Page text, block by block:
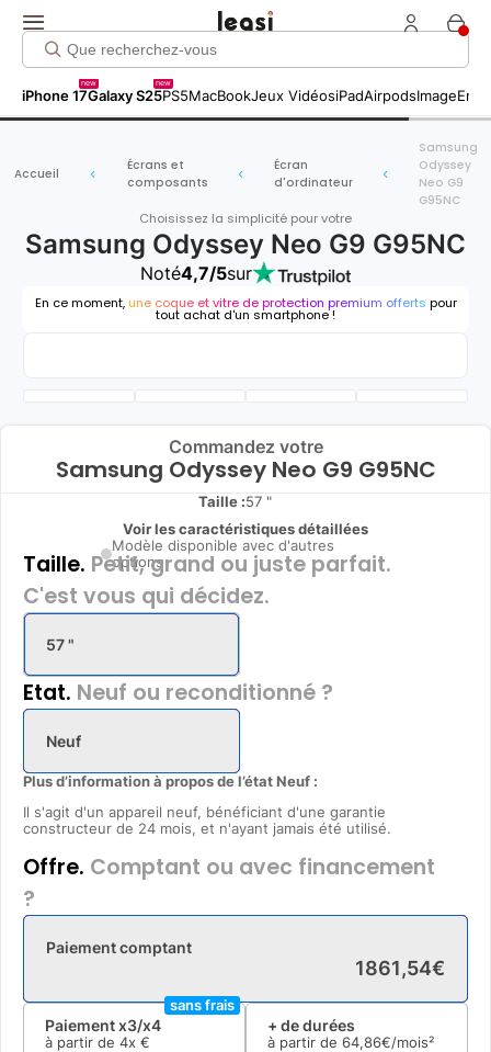
iPhone 17
new
Galaxy S25
new
PS5MacBookJeux VidéosiPadAirpodsImage
Accueil
Écrans et
composants
Écran
d'ordinateur
Samsung
Odyssey
Neo G9
G95NC
Choisissez la simplicité pour votre
Samsung Odyssey Neo G9 G95NC
Noté4,7/5sur
En ce moment, une coque et vitre de protection premium offerts pour
tout achat d'un smartphone !
Commandez votre
Samsung Odyssey Neo G9 G95NC
Taille :57 "
Voir les caractéristiques détaillées
Modèle disponible avec d'autres
options
Taille. Petit, grand ou juste parfait.
C'est vous qui décidez.
57 "
Etat. Neuf ou reconditionné ?
Neuf
Plus d’information à propos de l’état Neuf :
Il s'agit d'un appareil neuf, bénéficiant d'une garantie
constructeur de 24 mois, et n'ayant jamais été utilisé.
Offre. Comptant ou avec financement
?
Paiement comptant
1861,54€
Paiement x3/x4
à partir de 4x €
sans frais
+ de durées
à partir de 64,86€/mois²